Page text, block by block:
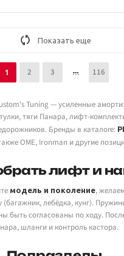
Показать еще
1 2 3 116
Tuning — усиленные
тяги Панара, лифт-
Бренды в каталоге:
OME, Ironman и другие
лифт и
модель и поколение,
(багажник, лебёдка, кунг).
быть согласованы по ходу.
шланги и контроль кастора.